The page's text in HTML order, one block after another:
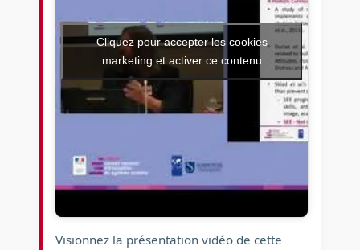
Cliquez pour accepter les cookies
marketing et activer ce contenu
Visionnez la présentation vidéo de cette